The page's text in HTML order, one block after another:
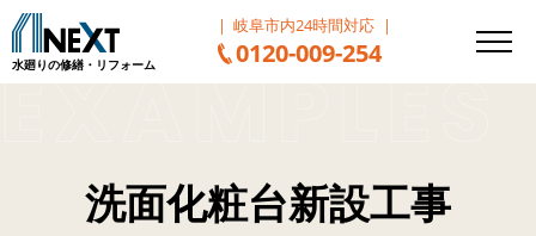
水廻りの修繕・リフォーム
岐阜市内24時間対応
0120-009-254
洗面化粧台新設工事